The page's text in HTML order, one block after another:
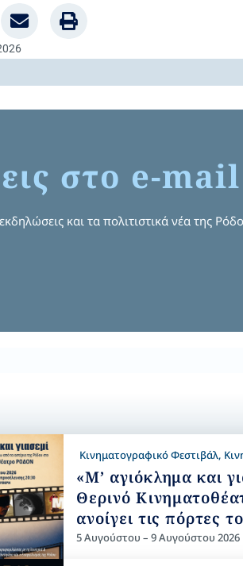
στο e-
και τα πολιτιστικά νέα της
Κινηματογραφικό Φεστιβάλ,
«Μ’ αγιόκλημα και
Θερινό
ανοίγει τις πόρτες
5 Αυγούστου – 9 Αυγούστου 2026